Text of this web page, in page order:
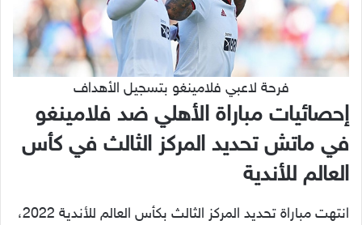
فرحة لاعبي فلامينغو بتسجيل الأهداف
إحصائيات مباراة الأهلي ضد فلامينغو
في ماتش تحديد المركز الثالث في كأس
العالم للأندية
انتهت مباراة تحديد المركز الثالث بكأس العالم للأندية 2022،